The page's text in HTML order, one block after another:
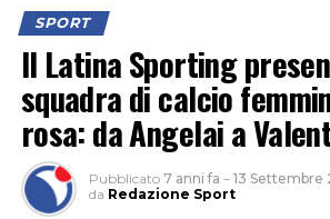
SPORT
Il Latina Sporting
squadra di calcio
rosa: da Angelai a
Pubblicato 7 anni fa – 13 Settembre
da Redazione Sport